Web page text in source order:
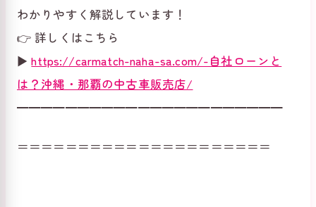
わかりやすく解説しています！
👉 詳しくはこちら
▶https://carmatch-naha-sa.com/-自社ローンと
は？沖縄・那覇の中古車販売店/
━━━━━━━━━━━━━━━━━━━━━━
＝＝＝＝＝＝＝＝＝＝＝＝＝＝＝＝＝＝＝＝＝